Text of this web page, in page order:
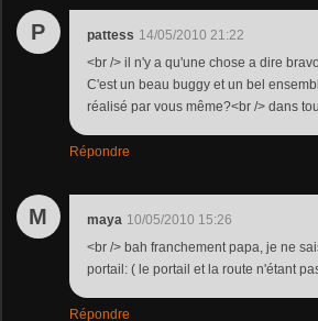
P pattess 14/05/2010 21:22
<br /> il n'y a qu'une chose a dire
C'est un beau buggy et un bel
réalisé par vous même?<br /> dans
Répondre
M maya 10/05/2010 15:26
<br /> bah franchement papa, je ne
portail: ( le portail et la route n'étant
Répondre